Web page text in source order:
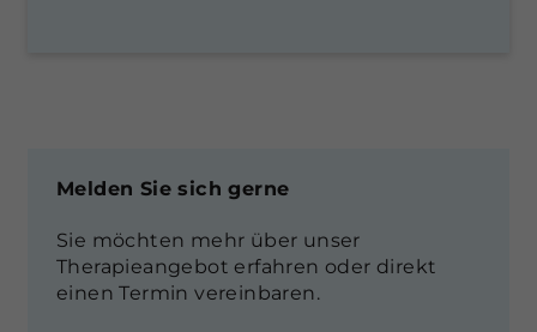
Melden Sie sich gerne
Sie möchten mehr über unser
Therapieangebot erfahren oder direkt
einen Termin vereinbaren.